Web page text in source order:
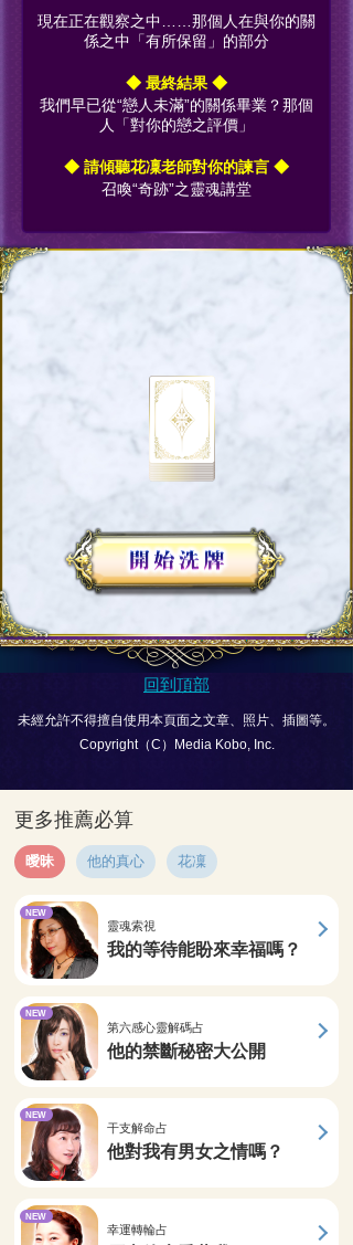
現在正在觀察之中……那個人在與你的關
係之中「有所保留」的部分
◆ 最終結果 ◆
我們早已從“戀人未滿”的關係畢業？那個
人「對你的戀之評價」
◆ 請傾聽花凜老師對你的諫言 ◆
召喚“奇跡”之靈魂講堂
回到頂部
未經允許不得擅自使用本頁面之文章、照片、插圖等。
Copyright（C）Media Kobo, Inc.
更多推薦必算
曖昧 他的真心 花凜
靈魂索視
我的等待能盼來幸福嗎？
NEW
第六感心靈解碼占
他的禁斷秘密大公開
NEW
干支解命占
他對我有男女之情嗎？
NEW
幸運轉輪占
NEW